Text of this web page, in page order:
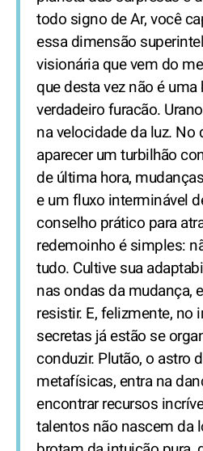
todo signo de Ar, você
essa dimensão
visionária que vem do
que desta vez não é
verdadeiro furacão.
na velocidade da luz. No
aparecer um turbilhão
de última hora,
e um fluxo interminável
conselho prático para
redemoinho é simples:
tudo. Cultive sua
nas ondas da mudança,
resistir. E, felizmente, no
secretas já estão se
conduzir. Plutão, o astro
metafísicas, entra na
encontrar recursos
talentos não nascem da